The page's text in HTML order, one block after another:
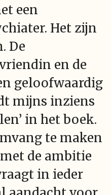
een
Het zijn
De
en de
geloofwaardig
mijns inziens
in het boek.
te maken
de ambitie
in ieder